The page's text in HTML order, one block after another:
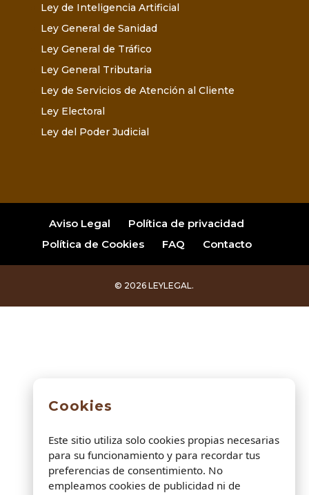
Ley de Inteligencia Artificial
Ley General de Sanidad
Ley General de Tráfico
Ley General Tributaria
Ley de Servicios de Atención al Cliente
Ley Electoral
Ley del Poder Judicial
Aviso Legal
Política de privacidad
Política de Cookies
FAQ Contacto
© 2026 LEYLEGAL.
Cookies
Este sitio utiliza solo cookies propias necesarias
para su funcionamiento y para recordar tus
preferencias de consentimiento. No
empleamos cookies de publicidad ni de